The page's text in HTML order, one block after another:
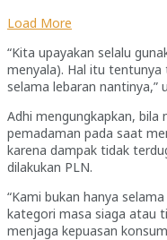
Load More
“Kita upayakan selalu
menyala). Hal itu
selama lebaran nantinya,”
Adhi mengungkapkan,
pemadaman pada saat
karena dampak tidak
dilakukan PLN.
“Kami bukan hanya
kategori masa siaga atau
menjaga kepuasan